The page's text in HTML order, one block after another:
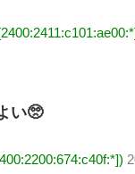
い🥺